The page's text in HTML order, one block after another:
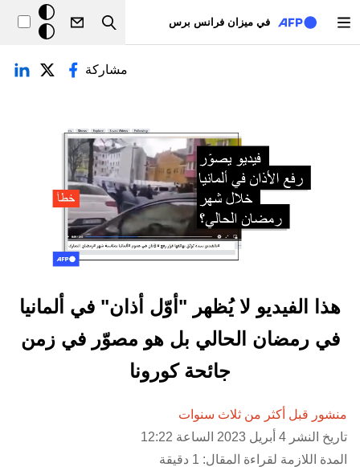
في ميزان فرانس برس
Search
خلفيّة
داكنة
التبويبات الأساسية
مشاركة
هذا الفيديو لا يُظهر "أوّل أذان" في ألمانيا
في رمضان الحالي بل هو مصوّر في زمن
جائحة كورونا
منشور قبل أكثر من ثلاث سنوات
تاريخ النشر 4 أبريل 2023 الساعة 12:22
المدة اللازمة لقراءة المقال: 1 دقيقة